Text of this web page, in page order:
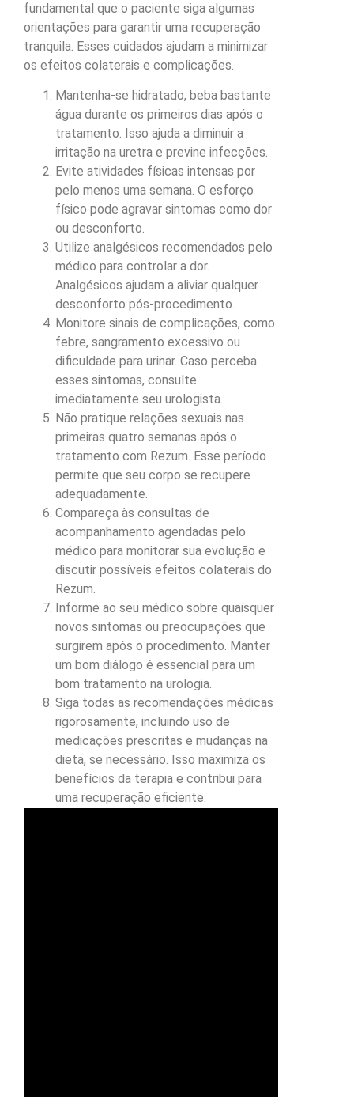
fundamental que o paciente siga algumas
orientações para garantir uma recuperação
tranquila. Esses cuidados ajudam a minimizar
os efeitos colaterais e complicações.
Mantenha-se hidratado, beba bastante
água durante os primeiros dias após o
tratamento. Isso ajuda a diminuir a
irritação na uretra e previne infecções.
Evite atividades físicas intensas por
pelo menos uma semana. O esforço
físico pode agravar sintomas como dor
ou desconforto.
Utilize analgésicos recomendados pelo
médico para controlar a dor.
Analgésicos ajudam a aliviar qualquer
desconforto pós-procedimento.
Monitore sinais de complicações, como
febre, sangramento excessivo ou
dificuldade para urinar. Caso perceba
esses sintomas, consulte
imediatamente seu urologista.
Não pratique relações sexuais nas
primeiras quatro semanas após o
tratamento com Rezum. Esse período
permite que seu corpo se recupere
adequadamente.
Compareça às consultas de
acompanhamento agendadas pelo
médico para monitorar sua evolução e
discutir possíveis efeitos colaterais do
Rezum.
Informe ao seu médico sobre quaisquer
novos sintomas ou preocupações que
surgirem após o procedimento. Manter
um bom diálogo é essencial para um
bom tratamento na urologia.
Siga todas as recomendações médicas
rigorosamente, incluindo uso de
medicações prescritas e mudanças na
dieta, se necessário. Isso maximiza os
benefícios da terapia e contribui para
uma recuperação eficiente.